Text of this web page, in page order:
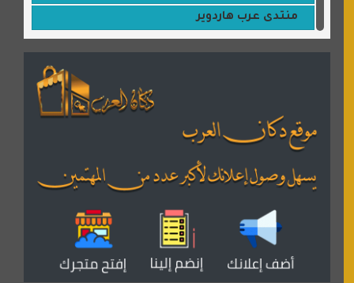
منتدى عرب هاردوير
القران للجميع
منتدى همسات روائية
المكتبة الصوتية للقران الكريم
منتدى عدلات
موقع مداد الإسلامي